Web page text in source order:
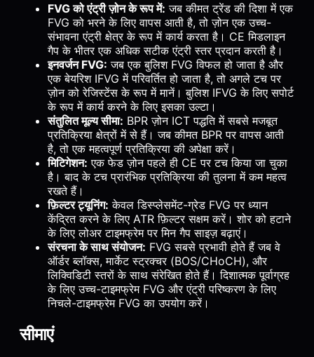
FVG को एंट्री ज़ोन के रूप में: जब कीमत ट्रेंड की दिशा में एक
FVG को भरने के लिए वापस आती है, तो ज़ोन एक उच्च-
संभावना एंट्री क्षेत्र के रूप में कार्य करता है। CE मिडलाइन
गैप के भीतर एक अधिक सटीक एंट्री स्तर प्रदान करती है।
इनवर्जन FVG: जब एक बुलिश FVG विफल हो जाता है और
एक बेयरिश IFVG में परिवर्तित हो जाता है, तो अगले टच पर
ज़ोन को रेजिस्टेंस के रूप में मानें। बुलिश IFVG के लिए सपोर्ट
के रूप में कार्य करने के लिए इसका उल्टा।
संतुलित मूल्य सीमा: BPR ज़ोन ICT पद्धति में सबसे मजबूत
प्रतिक्रिया क्षेत्रों में से हैं। जब कीमत BPR पर वापस आती
है, तो एक महत्वपूर्ण प्रतिक्रिया की अपेक्षा करें।
मिटिगेशन: एक फेड ज़ोन पहले ही CE पर टच किया जा चुका
है। बाद के टच प्रारंभिक प्रतिक्रिया की तुलना में कम महत्व
रखते हैं।
फ़िल्टर ट्यूनिंग: केवल डिस्प्लेसमेंट-ग्रेड FVG पर ध्यान
केंद्रित करने के लिए ATR फ़िल्टर सक्षम करें। शोर को हटाने
के लिए लोअर टाइमफ्रेम पर मिन गैप साइज़ बढ़ाएं।
संरचना के साथ संयोजन: FVG सबसे प्रभावी होते हैं जब वे
ऑर्डर ब्लॉक्स, मार्केट स्ट्रक्चर (BOS/CHoCH), और
लिक्विडिटी स्तरों के साथ संरेखित होते हैं। दिशात्मक पूर्वाग्रह
के लिए उच्च-टाइमफ्रेम FVG और एंट्री परिष्करण के लिए
निचले-टाइमफ्रेम FVG का उपयोग करें।
सीमाएं